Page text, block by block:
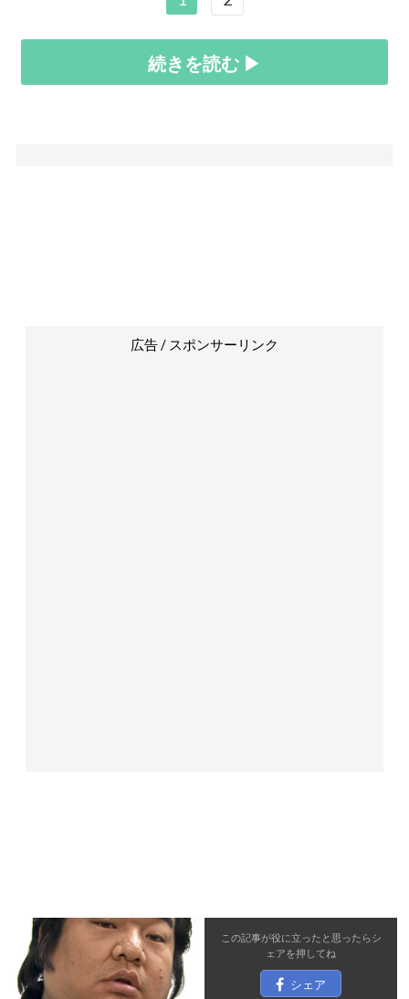
続きを読む ▶
広告 / スポンサーリンク
この記事が役に立ったと思ったらシ
ェアを押してね
シェア